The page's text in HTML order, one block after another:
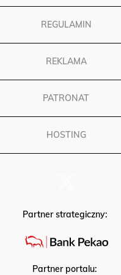
REGULAMIN
REKLAMA
PATRONAT
HOSTING
Partner strategiczny:
Partner portalu: